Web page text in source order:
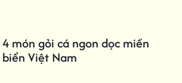
4 món gỏi cá ngon dọc miền
biển Việt Nam